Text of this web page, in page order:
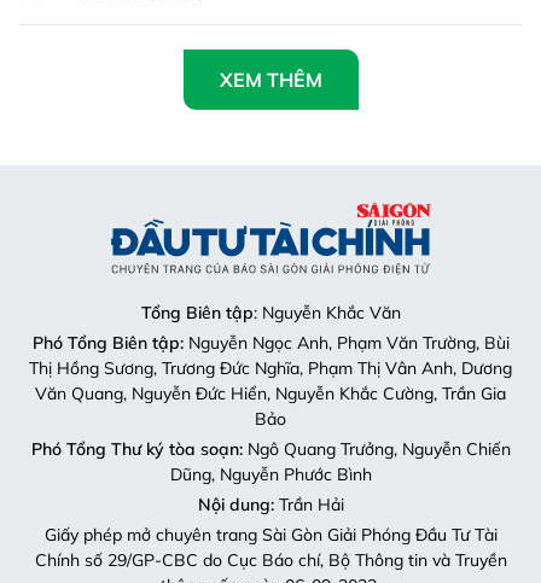
XEM THÊM
Tổng Biên tập: Nguyễn Khắc Văn
Phó Tổng Biên tập:Nguyễn Ngọc Anh, Phạm Văn Trường, Bùi
Thị Hồng Sương, Trương Đức Nghĩa, Phạm Thị Vân Anh, Dương
Văn Quang, Nguyễn Đức Hiển, Nguyễn Khắc Cường, Trần Gia
Bảo
Phó Tổng Thư ký tòa soạn:Ngô Quang Trưởng, Nguyễn Chiến
Dũng, Nguyễn Phước Bình
Nội dung:Trần Hải
Giấy phép mở chuyên trang Sài Gòn Giải Phóng Đầu Tư Tài
Chính số 29/GP-CBC do Cục Báo chí, Bộ Thông tin và Truyền